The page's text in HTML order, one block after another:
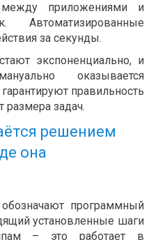
между приложениями и
Автоматизированные
за секунды.
экспоненциально, и
оказывается
правильность
размера задач.
решением
она
программный
установленные шаги
– это работает в